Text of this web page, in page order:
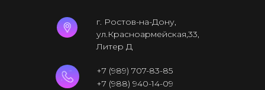
г. Ростов-на-Дону,
ул.Красноармейская,33,
Литер Д
+7 (989) 707-83-85
+7 (988) 940-14-09